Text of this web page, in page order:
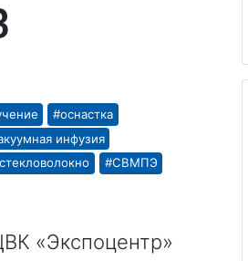
#оснастка
инфузия
#СВМПЭ
«Экспоцентр»